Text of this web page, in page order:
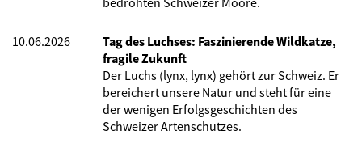
10.06.2026
Tag des Luchses: Faszinierende Wildkatze,
fragile Zukunft
Der Luchs (lynx, lynx) gehört zur Schweiz. Er
bereichert unsere Natur und steht für eine
der wenigen Erfolgsgeschichten des
Schweizer Artenschutzes.